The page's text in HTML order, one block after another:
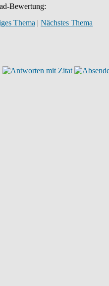
Bewertung:
Thema | Nächstes Thema